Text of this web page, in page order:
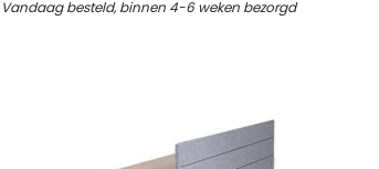
Vandaag besteld, binnen 4-6 weken bezorgd